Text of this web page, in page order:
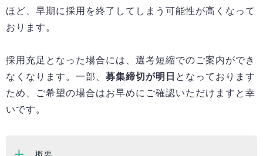
ほど、早期に採用を終了してしまう可能性が高くなって
おります。
採用充足となった場合には、選考短縮でのご案内ができ
なくなります。一部、 募集締切が明日 となっております
ため、ご希望の場合はお早めにご確認いただけますと幸
いです。